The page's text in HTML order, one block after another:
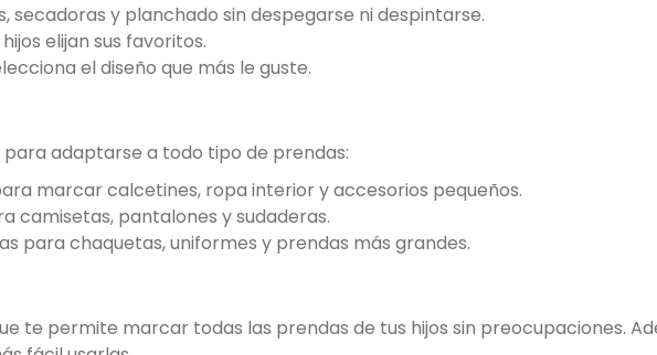
secadoras y planchado sin despegarse ni despintarse.
elijan sus favoritos.
el diseño que más le guste.
adaptarse a todo tipo de prendas:
marcar calcetines, ropa interior y accesorios pequeños.
camisetas, pantalones y sudaderas.
para chaquetas, uniformes y prendas más grandes.
te permite marcar todas las prendas de tus hijos sin preocupaciones.